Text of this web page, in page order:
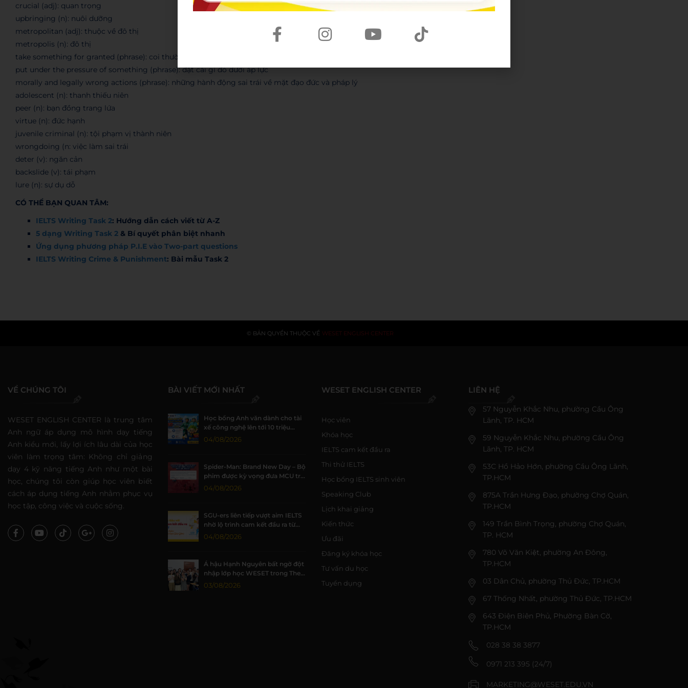
crucial (adj): quan trọng
upbringing (n): nuôi dưỡng
metropolitan (adj): thuộc về đô thị
metropolis (n): đô thị
take something for granted (phrase): coi thường cái gì đó
put under the pressure of something (phrase): đặt cái gì đó dưới áp lực
morally and legally wrong actions (phrase): những hành động sai trái về mặt đạo đức và pháp lý
adolescent (n): thanh thiếu niên
peer (n): bạn đồng trang lứa
virtue (n): đức hạnh
juvenile criminal (n): tội phạm vị thành niên
wrongdoing (n: việc làm sai trái
deter (v): ngăn cản
backslide (v): tái phạm
lure (n): sự dụ dỗ
CÓ THỂ BẠN QUAN TÂM:
IELTS Writing Task 2: Hướng dẫn cách viết từ A-Z
5 dạng Writing Task 2 & Bí quyết phân biệt nhanh
Ứng dụng phương pháp P.I.E vào Two-part questions
IELTS Writing Crime & Punishment: Bài mẫu Task 2
© BẢN QUYỀN THUỘC VỀ WESET ENGLISH CENTER
VỀ CHÚNG TÔI
WESET ENGLISH CENTER là trung tâm
Anh ngữ áp dụng mô hình dạy tiếng
Anh kiểu mới, lấy lợi ích lâu dài của học
viên làm trọng tâm: Không chỉ giảng
dạy 4 kỹ năng tiếng Anh như một bài
học, chúng tôi còn giúp học viên biết
cách áp dụng tiếng Anh nhằm phục vụ
học tập, công việc và cuộc sống.
BÀI VIẾT MỚI NHẤT
Học bổng Anh văn dành cho tài
xế công nghệ lên tới 10 triệu
đồng tại WESET
04/08/2026
Spider-Man: Brand New Day – Bộ
phim được kỳ vọng đưa MCU trở
lại thời kỳ đỉnh cao
04/08/2026
SGU-ers liên tiếp vượt aim IELTS
nhờ lộ trình cam kết đầu ra từ
WESET
04/08/2026
Á hậu Hạnh Nguyên bất ngờ đột
nhập lớp học WESET trong The
WESET Bestie tập 3
03/08/2026
WESET ENGLISH CENTER
Học viên
Khóa học
IELTS cam kết đầu ra
Thi thử IELTS
Học bổng IELTS sinh viên
Speaking Club
Lịch khai giảng
Kiến thức
Ưu đãi
Đăng ký khóa học
Tư vấn du học
Tuyển dụng
LIÊN HỆ
57 Nguyễn Khắc Nhu, phường Cầu Ông
Lãnh, TP. HCM
59 Nguyễn Khắc Nhu, phường Cầu Ông
Lãnh, TP. HCM
53C Hồ Hảo Hớn, phường Cầu Ông Lãnh,
TP.HCM
875A Trần Hưng Đạo, phường Chợ Quán,
TP.HCM
149 Trần Bình Trọng, phường Chợ Quán,
TP. HCM
780 Võ Văn Kiệt, phường An Đông,
TP.HCM
03 Dân Chủ, phường Thủ Đức, TP.HCM
67 Thống Nhất, phường Thủ Đức, TP.HCM
643 Điện Biên Phủ, Phường Bàn Cờ,
TP.HCM
028 38 38 3877
0971 213 395 (24/7)
MARKETING@WESET.EDU.VN